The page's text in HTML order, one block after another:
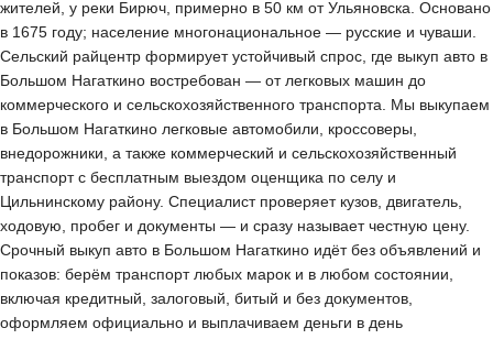
жителей, у реки Бирюч, примерно в 50 км от Ульяновска. Основано
в 1675 году; население многонациональное — русские и чуваши.
Сельский райцентр формирует устойчивый спрос, где выкуп авто в
Большом Нагаткино востребован — от легковых машин до
коммерческого и сельскохозяйственного транспорта. Мы выкупаем
в Большом Нагаткино легковые автомобили, кроссоверы,
внедорожники, а также коммерческий и сельскохозяйственный
транспорт с бесплатным выездом оценщика по селу и
Цильнинскому району. Специалист проверяет кузов, двигатель,
ходовую, пробег и документы — и сразу называет честную цену.
Срочный выкуп авто в Большом Нагаткино идёт без объявлений и
показов: берём транспорт любых марок и в любом состоянии,
включая кредитный, залоговый, битый и без документов,
оформляем официально и выплачиваем деньги в день